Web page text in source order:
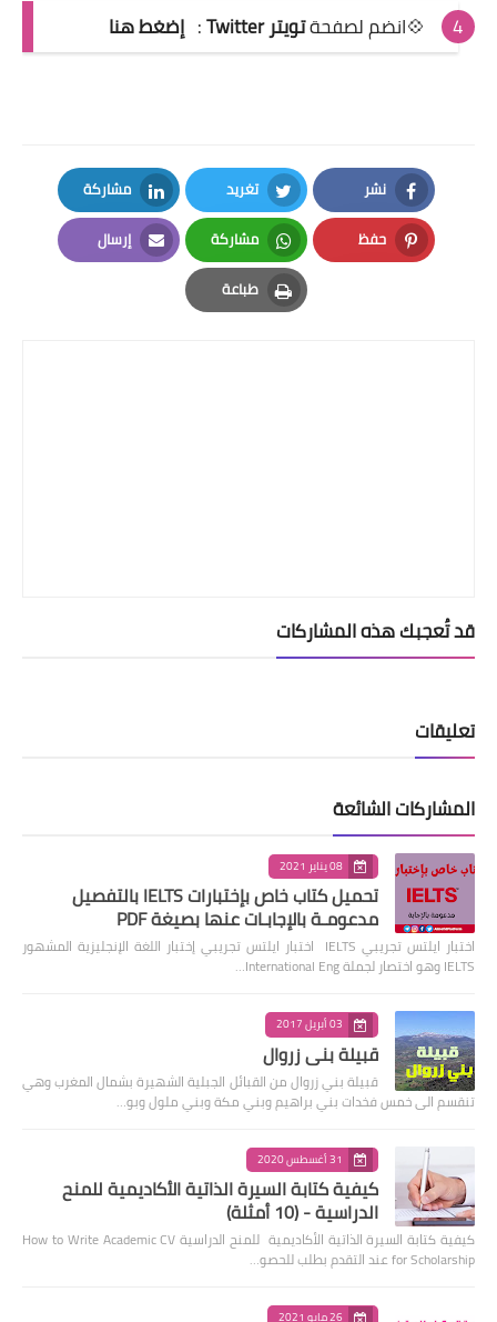
💠انضم لصفحةتويتر Twitter : إضغط هنا
نشر
Facebook
تغريد
Twitter
مشاركة
LinkedIn
حفظ
Pinterest
مشاركة
Whatsapp
إرسال
Email
طباعة
Print
قد تُعجبك هذه المشاركات
تعليقات
المشاركات الشائعة
08 يناير 2021
تحميل كتاب خاص بإختبارات IELTS بالتفصيل
مدعومـة بالإجابـات عنها بصيغة PDF
اختبار ايلتس تجريبي IELTS اختبار ايلتس تجريبي إختبار اللغة الإنجليزية المشهور
IELTS وهو اختصار لجملة International Eng…
03 أبريل 2017
قبيلة بني زروال
قبيلة بني زروال من القبائل الجبلية الشهيرة بشمال المغرب وهي
تنقسم الى خمس فخدات بني براهيم وبني مكة وبني ملول وبو…
31 أغسطس 2020
كيفية كتابة السيرة الذاتية الأكاديمية للمنح
الدراسية - (10 أمثلة)
كيفية كتابة السيرة الذاتية الأكاديمية للمنح الدراسية How to Write Academic CV
for Scholarship عند التقدم بطلب للحصو…
26 مايو 2021